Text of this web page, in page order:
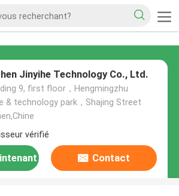
Jinyihe Technology Co., Ltd.
9, first floor，Hengmingzhu
& technology park，Shajing Street
vérifié
Contact